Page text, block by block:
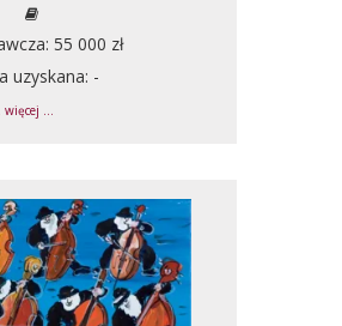
55 000 zł
uzyskana: -
więcej ...